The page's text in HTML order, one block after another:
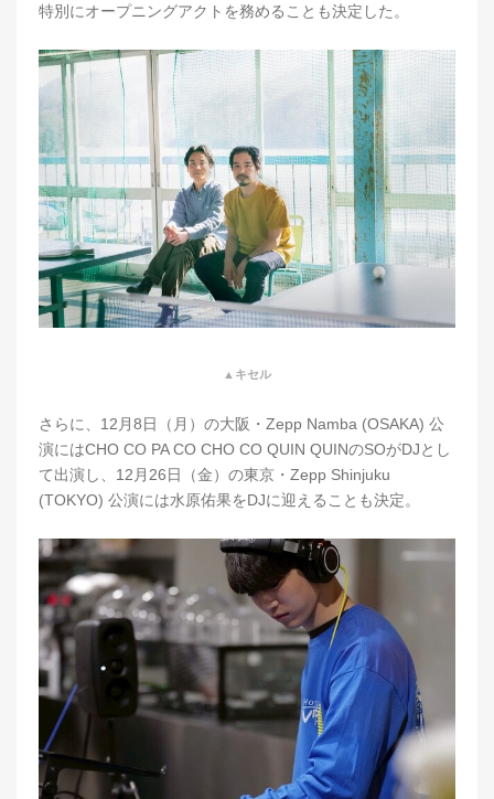
特別にオープニングアクトを務めることも決定した。
▲キセル
さらに、12月8日（月）の大阪・Zepp Namba (OSAKA) 公
演にはCHO CO PA CO CHO CO QUIN QUINのSOがDJとし
て出演し、12月26日（金）の東京・Zepp Shinjuku
(TOKYO) 公演には水原佑果をDJに迎えることも決定。